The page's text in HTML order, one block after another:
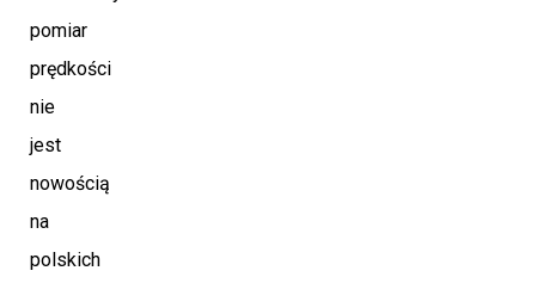
pomiar
prędkości
nie
jest
nowością
na
polskich